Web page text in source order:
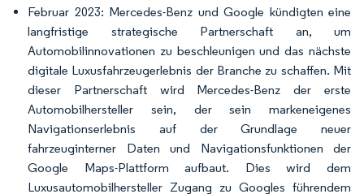
Februar 2023: Mercedes-Benz und Google kündigten eine
langfristige strategische Partnerschaft an, um
Automobilinnovationen zu beschleunigen und das nächste
digitale Luxusfahrzeugerlebnis der Branche zu schaffen. Mit
dieser Partnerschaft wird Mercedes-Benz der erste
Automobilhersteller sein, der sein markeneigenes
Navigationserlebnis auf der Grundlage neuer
fahrzeuginterner Daten und Navigationsfunktionen der
Google Maps-Plattform aufbaut. Dies wird dem
Luxusautomobilhersteller Zugang zu Googles führendem